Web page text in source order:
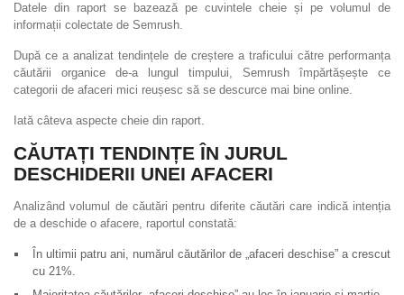
Datele din raport se bazează pe cuvintele cheie și pe volumul de
informații colectate de Semrush.
După ce a analizat tendințele de creștere a traficului către performanța
căutării organice de-a lungul timpului, Semrush împărtășește ce
categorii de afaceri mici reușesc să se descurce mai bine online.
Iată câteva aspecte cheie din raport.
CĂUTAȚI TENDINȚE ÎN JURUL
DESCHIDERII UNEI AFACERI
Analizând volumul de căutări pentru diferite căutări care indică intenția
de a deschide o afacere, raportul constată:
În ultimii patru ani, numărul căutărilor de „afaceri deschise” a crescut
cu 21%.